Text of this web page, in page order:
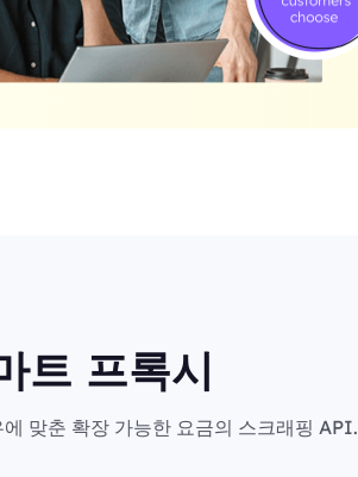
트 프록시
맞춘 확장 가능한 요금의 스크래핑 API.